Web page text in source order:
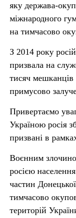
яку держава-
міжнародного
на тимчасово
З 2014 року
призвала на
тисяч
примусово
Привертаємо
Україною росія
призвані в
Воєнним
росією
частин
тимчасово
територій